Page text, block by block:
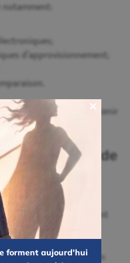
forment aujourd'hui
d’approvisionnement;
les données et à soutenir
avec le coût de
ne repose pas
éléments doivent
vision complète.
d’élargir l’analyse en